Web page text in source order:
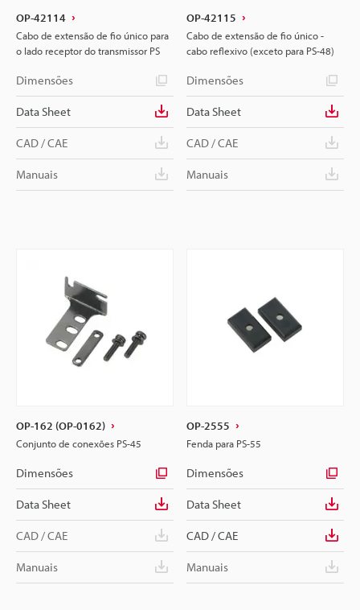
OP-42114
Cabo de extensão de fio único para
o lado receptor do transmissor PS
Dimensões
Data Sheet
CAD / CAE
Manuais
OP-42115
Cabo de extensão de fio único -
cabo reflexivo (exceto para PS-48)
Dimensões
Data Sheet
CAD / CAE
Manuais
OP-162 (OP-0162)
Conjunto de conexões PS-45
Dimensões
Data Sheet
CAD / CAE
Manuais
OP-2555
Fenda para PS-55
Dimensões
Data Sheet
CAD / CAE
Manuais